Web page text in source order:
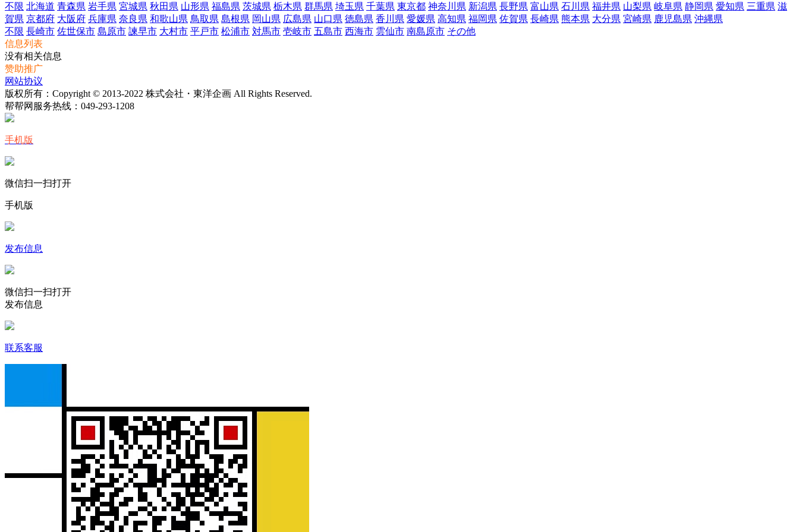
不限 北海道 青森県 岩手県 宮城県 秋田県 山形県 福島県 茨城県 栃木県 群馬県 埼玉県 千葉県 東京都 神奈川県 新潟県 長野県 富山県 石川県 福井県 山梨県 岐阜県 静岡県 愛知県 三重県 滋
賀県 京都府 大阪府 兵庫県 奈良県 和歌山県 鳥取県 島根県 岡山県 広島県 山口県 徳島県 香川県 愛媛県 高知県 福岡県 佐賀県 長崎県 熊本県 大分県 宮崎県 鹿児島県 沖縄県
不限 長崎市 佐世保市 島原市 諫早市 大村市 平戸市 松浦市 対馬市 壱岐市 五島市 西海市 雲仙市 南島原市 その他
信息列表
没有相关信息
赞助推广
网站协议
版权所有：Copyright © 2013-2022 株式会社・東洋企画 All Rights Reserved.
帮帮网服务热线： 049-293-1208
手机版
微信扫一扫打开
手机版
发布信息
微信扫一扫打开
发布信息
联系客服